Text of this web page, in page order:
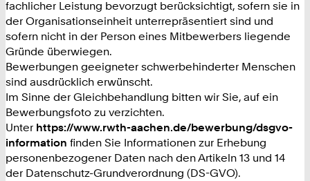
fachlicher Leistung bevorzugt berücksichtigt, sofern sie in
der Organisationseinheit unterrepräsentiert sind und
sofern nicht in der Person eines Mitbewerbers liegende
Gründe überwiegen.
Bewerbungen geeigneter schwerbehinderter Menschen
sind ausdrücklich erwünscht.
Im Sinne der Gleichbehandlung bitten wir Sie, auf ein
Bewerbungsfoto zu verzichten.
Unter https://www.rwth-aachen.de/bewerbung/dsgvo-
information finden Sie Informationen zur Erhebung
personenbezogener Daten nach den Artikeln 13 und 14
der Datenschutz-Grundverordnung (DS-GVO).